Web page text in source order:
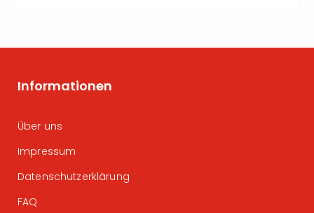
Informationen
Über uns
Impressum
Datenschutzerklärung
FAQ